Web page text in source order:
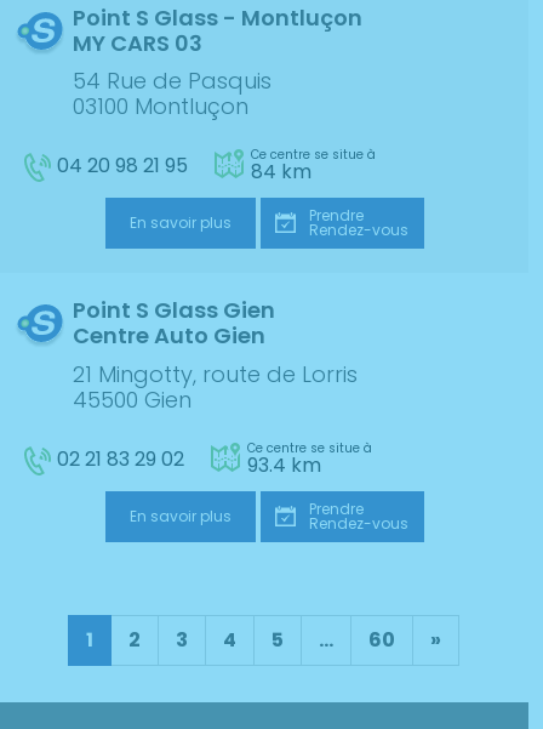
Point S Glass - Montluçon
MY CARS 03
54 Rue de Pasquis
03100 Montluçon
04 20 98 21 95 Ce centre se situe à
84 km
En savoir plus Prendre
Rendez-vous
Point S Glass Gien
Centre Auto Gien
21 Mingotty, route de Lorris
45500 Gien
02 21 83 29 02 Ce centre se situe à
93.4 km
En savoir plus Prendre
Rendez-vous
1 2 3 4 5 ... 60 »